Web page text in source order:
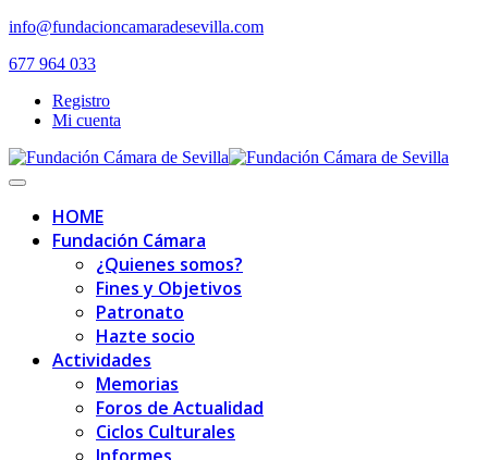
Skip
content
info@fundacioncamaradesevilla.com
677 964 033
Registro
Mi cuenta
Toggle
navigationHOME
Fundación Cámara
¿Quienes somos?
Fines y Objetivos
Patronato
Hazte socio
Actividades
Memorias
Foros de Actualidad
Ciclos Culturales